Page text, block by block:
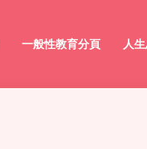
一般性教育分頁 人